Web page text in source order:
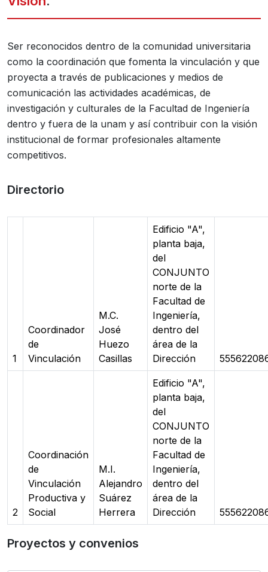
Ser reconocidos dentro de la comunidad universitaria
como la coordinación que fomenta la vinculación y que
proyecta a través de publicaciones y medios de
comunicación las actividades académicas, de
investigación y culturales de la Facultad de Ingeniería
dentro y fuera de la unam y así contribuir con la visión
institucional de formar profesionales altamente
competitivos.
Directorio
1
Coordinador
de
Vinculación
M.C.
José
Huezo
Casillas
Edificio "A",
planta baja,
del
CONJUNTO
norte de la
Facultad de
Ingeniería,
dentro del
área de la
Dirección
2
Coordinación
de
Vinculación
Productiva y
Social
M.I.
Alejandro
Suárez
Herrera
Edificio "A",
planta baja,
del
CONJUNTO
norte de la
Facultad de
Ingeniería,
dentro del
área de la
Dirección
Proyectos y convenios